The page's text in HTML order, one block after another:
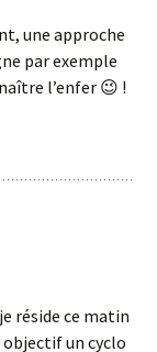
une approche
par exemple
l’enfer 😉 !
réside ce matin
objectif un cyclo